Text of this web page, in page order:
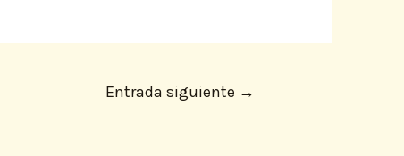
Entrada siguiente →